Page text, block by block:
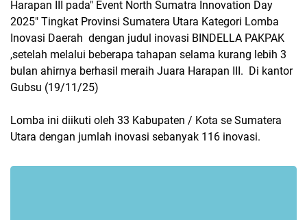
Harapan III pada" Event North Sumatra Innovation Day
2025" Tingkat Provinsi Sumatera Utara Kategori Lomba
Inovasi Daerah dengan judul inovasi BINDELLA PAKPAK
,setelah melalui beberapa tahapan selama kurang lebih 3
bulan ahirnya berhasil meraih Juara Harapan III. Di kantor
Gubsu (19/11/25)
Lomba ini diikuti oleh 33 Kabupaten / Kota se Sumatera
Utara dengan jumlah inovasi sebanyak 116 inovasi.